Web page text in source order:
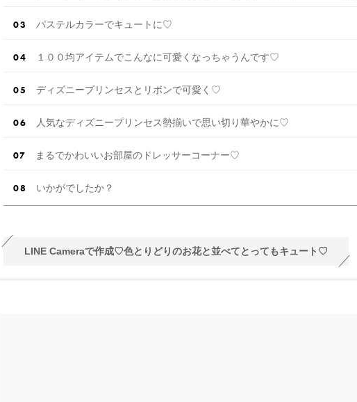
パステルカラーでキュートに♡
１００均アイテムでこんなに可愛くなっちゃうんです♡
ディズニープリンセスとリボンで可愛く♡
人気なディズニープリンセス勢揃いで思い切り華やかに♡
まるでかわいいお部屋のドレッサーコーナー♡
いかがでしたか？
LINE Cameraで作成♡色とりどりのお花と並べてとってもキュート♡